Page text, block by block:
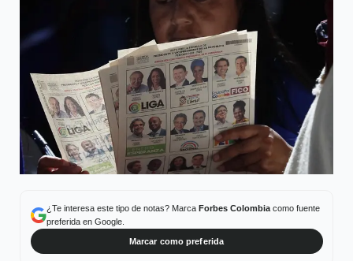
¿Te interesa este tipo de notas? Marca Forbes Colombiacomo fuente
preferida en Google.
Marcar como preferida